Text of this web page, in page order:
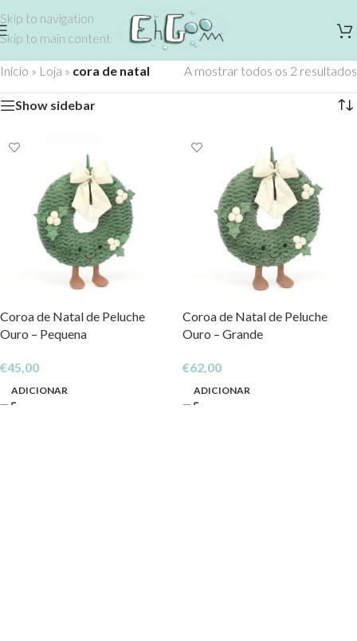
Skip to navigation
Skip to main content
Início » Loja » cora de natal A mostrar todos os 2 resultados
Show sidebar
Coroa de Natal de Peluche
Ouro – Pequena
€45,00
ADICIONAR
Coroa de Natal de Peluche
Ouro – Grande
€62,00
ADICIONAR